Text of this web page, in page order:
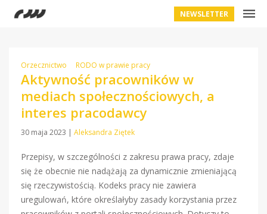
NEWSLETTER
Orzecznictwo RODO w prawie pracy
Aktywność pracowników w
mediach społecznościowych, a
interes pracodawcy
30 maja 2023 | Aleksandra Ziętek
Przepisy, w szczególności z zakresu prawa pracy, zdaje
się że obecnie nie nadążają za dynamicznie zmieniającą
się rzeczywistością. Kodeks pracy nie zawiera
uregulowań, które określałyby zasady korzystania przez